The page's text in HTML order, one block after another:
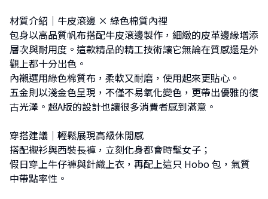
材質介紹｜牛皮滾邊 × 綠色棉質內裡
包身以高品質帆布搭配牛皮滾邊製作，細緻的皮革邊緣增添
層次與耐用度。這款精品的精工技術讓它無論在質感還是外
觀上都十分出色。
內襯選用綠色棉質布，柔軟又耐磨，使用起來更貼心。
五金則以淺金色呈現，不僅不易氧化變色，更帶出優雅的復
古光澤。超A版的設計也讓很多消費者感到滿意。
穿搭建議｜輕鬆展現高級休閒感
搭配襯衫與西裝長褲，立刻化身都會時髦女子；
假日穿上牛仔褲與針織上衣，再配上這只 Hobo 包，氣質
中帶點率性。